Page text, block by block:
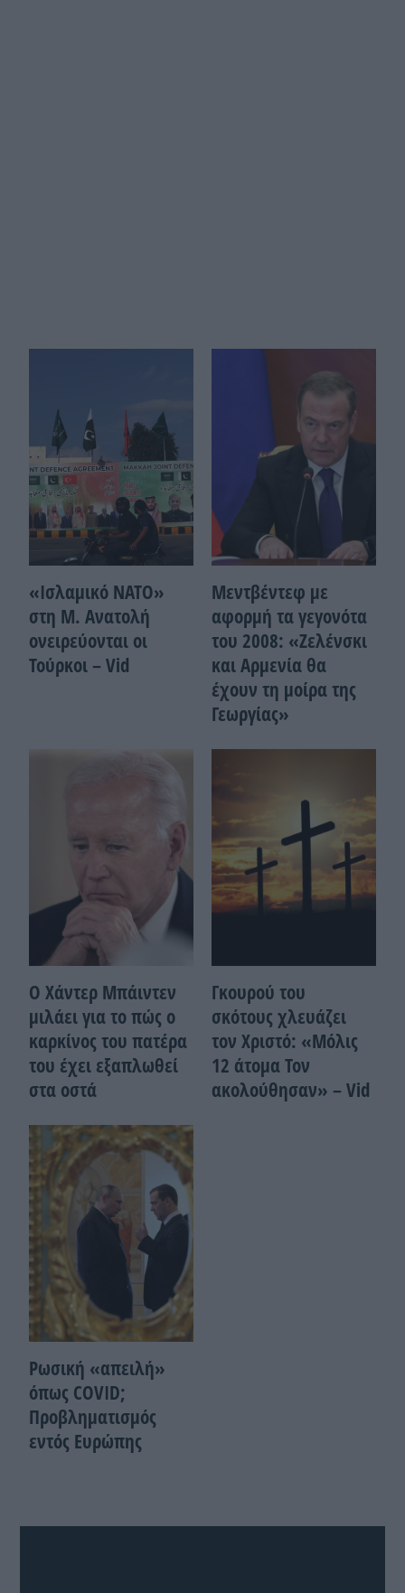
«Ισλαμικό ΝΑΤΟ»
στη Μ. Ανατολή
ονειρεύονται οι
Τούρκοι – Vid
Μεντβέντεφ με
αφορμή τα γεγονότα
του 2008: «Ζελένσκι
και Αρμενία θα
έχουν τη μοίρα της
Γεωργίας»
Ο Χάντερ Μπάιντεν
μιλάει για το πώς ο
καρκίνος του πατέρα
του έχει εξαπλωθεί
στα οστά
Γκουρού του
σκότους χλευάζει
τον Χριστό: «Μόλις
12 άτομα Τον
ακολούθησαν» – Vid
Ρωσική «απειλή»
όπως COVID;
Προβληματισμός
εντός Ευρώπης